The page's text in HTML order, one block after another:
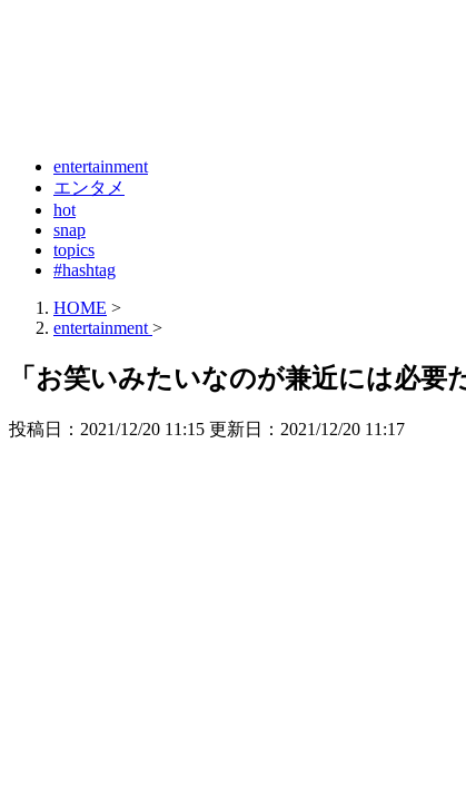
entertainment
エンタメ
hot
snap
topics
#hashtag
HOME >
entertainment >
「お笑いみたいなのが兼近には必
投稿日：2021/12/20 11:15 更新日： 2021/12/20 11:17